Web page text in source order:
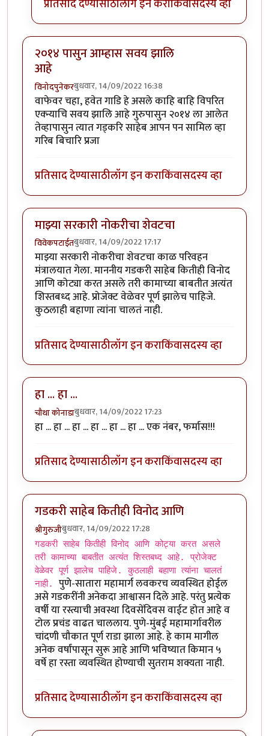
प्रतिसाद देण्यासाठीलॉग इन कराकिंवासदस्य व्हा
२०१४ पासुन आम्हास सवय झालि
आहे
विनोदपुनेकरबुधवार, 14/09/2022 16:38
वाफेवर चहा, हवेत गाडि हे असले काहि बाहि विपरित
एक्न्याचि सवय झालि आहे गुरुपासुन २०१४ ला आलेत
तेव्हापासुन त्यात गड्करि साहेब आपन पन सामिल व्हा
गरिब बिचारि प्रजा
प्रतिसाद देण्यासाठीलॉग इन कराकिंवासदस्य व्हा
माझ्या सरकारी नोकरीचा शेवटचा
विवेकपटाईतबुधवार, 14/09/2022 17:17
माझ्या सरकारी नोकरीचा शेवटचा काळ परिवहन
मंत्रालयात गेला. माननीय गडकरी साहेब कितीही विनोद
आणि कोट्या करत असले तरी कामाच्या बाबतीत अत्यंत
शिस्तबध्द आहे. प्रोजेक्ट वेळेवर पूर्ण झालेच पाहिजे.
कुठलाही बहाणा त्यांना चालतं नाही.
प्रतिसाद देण्यासाठीलॉग इन कराकिंवासदस्य व्हा
हा ... हा ...
चौथा कोनाडाबुधवार, 14/09/2022 17:23
हा ... हा ... हा ... हा ... हा ... हा ... एक नंबर, फर्मास!!!
प्रतिसाद देण्यासाठीलॉग इन कराकिंवासदस्य व्हा
गडकरी साहेब कितीही विनोद आणि
श्रीगुरुजीबुधवार, 14/09/2022 17:28
गडकरी साहेब कितीही विनोद आणि कोट्या करत असले
तरी कामाच्या बाबतीत अत्यंत शिस्तबध्द आहे. प्रोजेक्ट
वेळेवर पूर्ण झालेच पाहिजे. कुठलाही बहाणा त्यांना चालतं
नाही. पुणे-सातारा महामार्ग लवकरच व्यवस्थित होईल
असे गडकरींनी अनेकदा आश्वासन दिले आहे. परंतु प्रत्येक
वर्षी या रस्त्याची अवस्था दिवसेंदिवस वाईट होत आहे व
टोल प्रचंड वाढत चाललाय. पुणे-मुंबई महामार्गावरील
चांदणी चौकात पूर्ण राडा झाला आहे. हे काम मागील
अनेक वर्षांपासून सुरू आहे आणि भविष्यात किमान ५
वर्षे हा रस्ता व्यवस्थित होण्याची सुतराम शक्यता नाही.
प्रतिसाद देण्यासाठीलॉग इन कराकिंवासदस्य व्हा